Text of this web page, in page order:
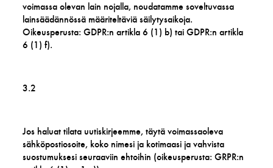
voimassa olevan lain nojalla, noudatamme soveltuvassa
lainsäädännössä määriteltäviä säilytysaikoja.
Oikeusperusta: GDPR:n artikla 6 (1) b) tai GDPR:n artikla
6 (1) f).
3.2
Jos haluat tilata uutiskirjeemme, täytä voimassaoleva
sähköpostiosoite, koko nimesi ja kotimaasi ja vahvista
suostumuksesi seuraaviin ehtoihin (oikeusperusta: GRPR:n